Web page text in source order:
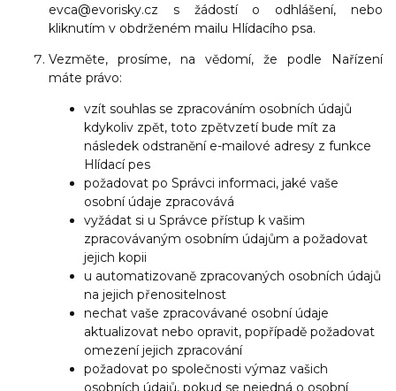
evca@evorisky.cz s žádostí o odhlášení, nebo
kliknutím v obdrženém mailu Hlídacího psa.
Vezměte, prosíme, na vědomí, že podle Nařízení
máte právo:
vzít souhlas se zpracováním osobních údajů
kdykoliv zpět, toto zpětvzetí bude mít za
následek odstranění e-mailové adresy z funkce
Hlídací pes
požadovat po Správci informaci, jaké vaše
osobní údaje zpracovává
vyžádat si u Správce přístup k vašim
zpracovávaným osobním údajům a požadovat
jejich kopii
u automatizovaně zpracovaných osobních údajů
na jejich přenositelnost
nechat vaše zpracovávané osobní údaje
aktualizovat nebo opravit, popřípadě požadovat
omezení jejich zpracování
požadovat po společnosti výmaz vašich
osobních údajů, pokud se nejedná o osobní